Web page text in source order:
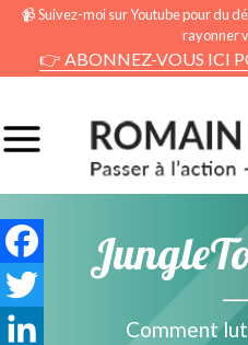
📹 Suivez-moi sur Youtube pour du
rayonner
👉 ABONNEZ-VOUS ICI
Comment
Facebook
Twitter